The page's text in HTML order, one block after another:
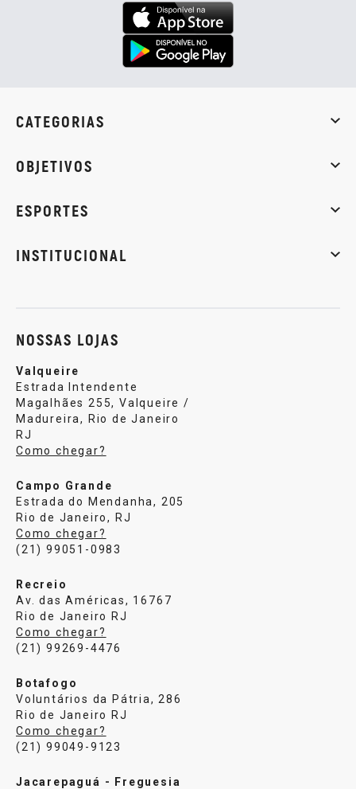
CATEGORIAS
OBJETIVOS
ESPORTES
INSTITUCIONAL
NOSSAS LOJAS
Valqueire
Estrada Intendente
Magalhães 255, Valqueire /
Madureira, Rio de Janeiro
RJ
Como chegar?
Campo Grande
Estrada do Mendanha, 205
Rio de Janeiro, RJ
Como chegar?
(21) 99051-0983
Recreio
Av. das Américas, 16767
Rio de Janeiro RJ
Como chegar?
(21) 99269-4476
Botafogo
Voluntários da Pátria, 286
Rio de Janeiro RJ
Como chegar?
(21) 99049-9123
Jacarepaguá - Freguesia